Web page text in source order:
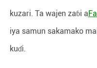
kuzari. Ta wajen zaɓi a
iya samun sakamako
kuɗi.